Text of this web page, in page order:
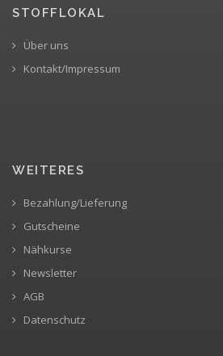
STOFFLOKAL
Über uns
Kontakt/Impressum
WEITERES
Bezahlung/Lieferung
Gutscheine
Nähkurse
Newsletter
AGB
Datenschutz